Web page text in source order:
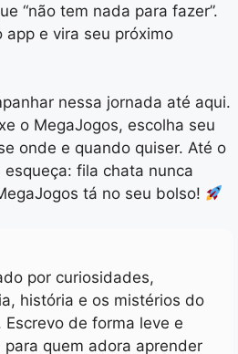
“não tem nada para fazer”.
e vira seu próximo
nessa jornada até aqui.
o MegaJogos, escolha seu
onde e quando quiser. Até o
fila chata nunca
tá no seu bolso!
por curiosidades,
história e os mistérios do
Escrevo de forma leve e
quem adora aprender